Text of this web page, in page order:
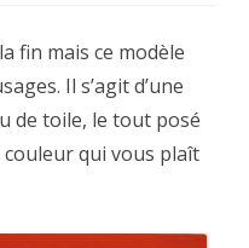
étoile
fin mais ce modèle
Il s’agit d’une
de toile, le tout posé
qui vous plaît